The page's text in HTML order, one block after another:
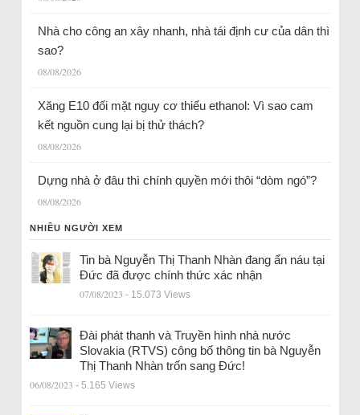
Nhà cho công an xây nhanh, nhà tái định cư của dân thì
sao?
08/08/2026
Xăng E10 đối mặt nguy cơ thiếu ethanol: Vì sao cam
kết nguồn cung lại bị thử thách?
08/08/2026
Dựng nhà ở đâu thì chính quyền mới thôi “dòm ngó”?
08/08/2026
NHIỀU NGƯỜI XEM
Tin bà Nguyễn Thị Thanh Nhàn đang ẩn náu tại
Đức đã được chính thức xác nhận
07/08/2023 - 15.073 Views
Đài phát thanh và Truyền hình nhà nước
Slovakia (RTVS) công bố thông tin bà Nguyễn
Thị Thanh Nhàn trốn sang Đức!
06/08/2023 - 5.165 Views